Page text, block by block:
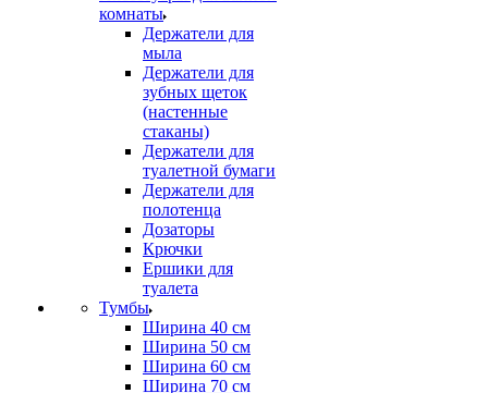
комнаты
Держатели для
мыла
Держатели для
зубных щеток
(настенные
стаканы)
Держатели для
туалетной бумаги
Держатели для
полотенца
Дозаторы
Крючки
Ершики для
туалета
Тумбы
Ширина 40 см
Ширина 50 см
Ширина 60 см
Ширина 70 см